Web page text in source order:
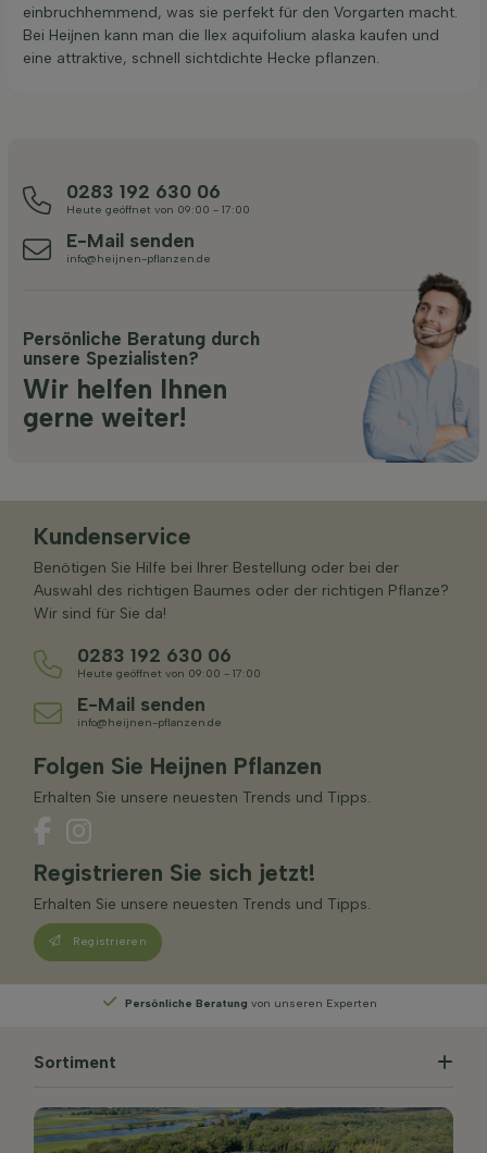
einbruchhemmend, was sie perfekt für den Vorgarten macht.
Bei Heijnen kann man die Ilex aquifolium alaska kaufen und
eine attraktive, schnell sichtdichte Hecke pflanzen.
0283 192 630 06
Heute geöffnet von 09:00 - 17:00
E-Mail senden
info@heijnen-pflanzen.de
Persönliche Beratung durch
unsere Spezialisten?
Wir helfen Ihnen
gerne weiter!
Kundenservice
Benötigen Sie Hilfe bei Ihrer Bestellung oder bei der
Auswahl des richtigen Baumes oder der richtigen Pflanze?
Wir sind für Sie da!
0283 192 630 06
Heute geöffnet von 09:00 - 17:00
E-Mail senden
info@heijnen-pflanzen.de
Folgen Sie Heijnen Pflanzen
Erhalten Sie unsere neuesten Trends und Tipps.
Registrieren Sie sich jetzt!
Erhalten Sie unsere neuesten Trends und Tipps.
Registrieren
WählenSie Ihre Lieferwoche
Sortiment